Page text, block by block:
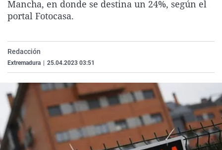
La rosa de los vientos
Como el perro y el
Caso
Equipo de
Extremadura
La Rioja
Virales
Elecciones
Mancha, en donde se destina un 24%, según el
portal Fotocasa.
Redacción
Extremadura 25.04.2023 03:51